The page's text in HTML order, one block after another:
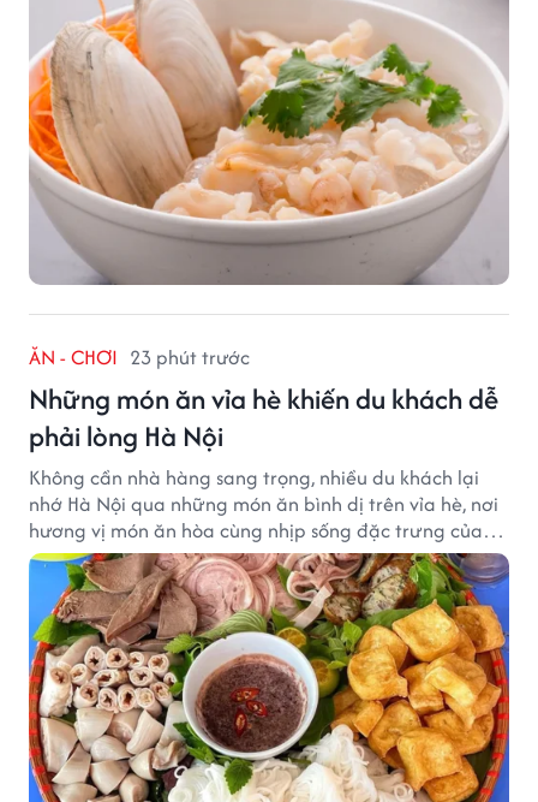
ĂN - CHƠI 23 phút trước
Những món ăn vỉa hè khiến du khách dễ
phải lòng Hà Nội
Không cần nhà hàng sang trọng, nhiều du khách lại
nhớ Hà Nội qua những món ăn bình dị trên vỉa hè, nơi
hương vị món ăn hòa cùng nhịp sống đặc trưng của
phố phường.